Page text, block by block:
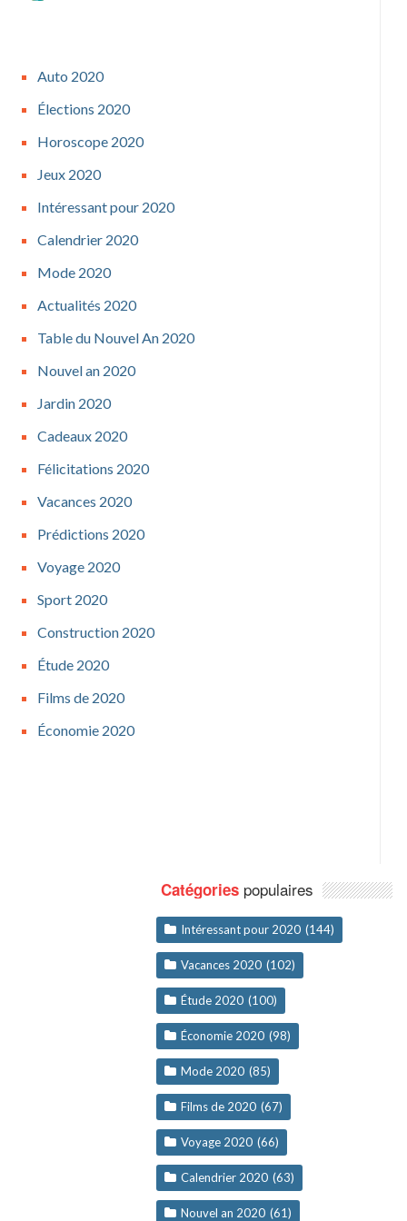
Auto 2020
Élections 2020
Horoscope 2020
Jeux 2020
Intéressant pour 2020
Calendrier 2020
Mode 2020
Actualités 2020
Table du Nouvel An 2020
Nouvel an 2020
Jardin 2020
Cadeaux 2020
Félicitations 2020
Vacances 2020
Prédictions 2020
Voyage 2020
Sport 2020
Construction 2020
Étude 2020
Films de 2020
Économie 2020
Catégories populaires
Intéressant pour 2020 (144)
Vacances 2020 (102)
Étude 2020 (100)
Économie 2020 (98)
Mode 2020 (85)
Films de 2020 (67)
Voyage 2020 (66)
Calendrier 2020 (63)
Nouvel an 2020 (61)